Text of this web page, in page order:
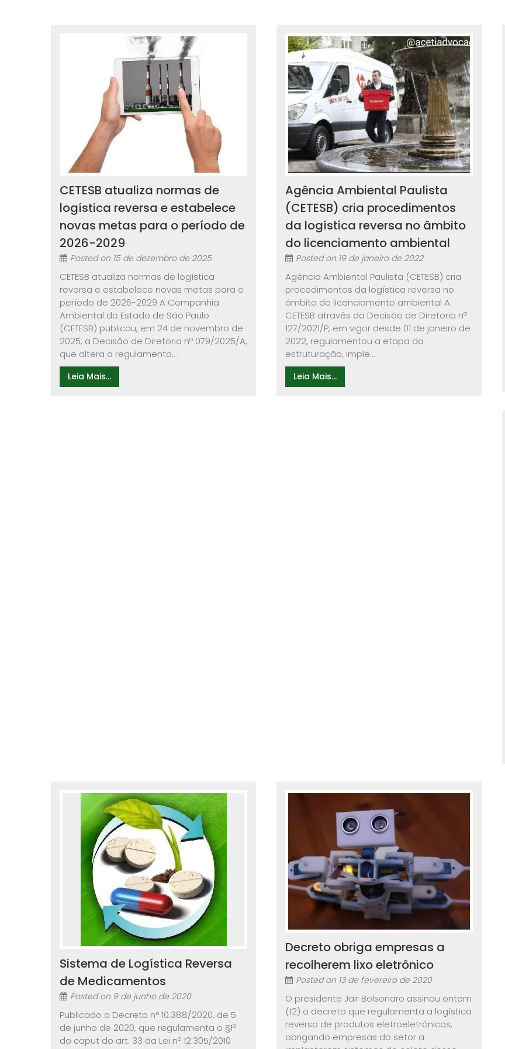
CETESB atualiza normas de
logística reversa e estabelece
novas metas para o período de
2026-2029
Posted on 15 de dezembro de 2025
CETESB atualiza normas de logística
reversa e estabelece novas metas para o
período de 2026-2029 A Companhia
Ambiental do Estado de São Paulo
(CETESB) publicou, em 24 de novembro de
2025, a Decisão de Diretoria nº 079/2025/A,
que altera a regulamenta...
Leia Mais...
Agência Ambiental Paulista
(CETESB) cria procedimentos
da logística reversa no âmbito
do licenciamento ambiental
Posted on 19 de janeiro de 2022
Agência Ambiental Paulista (CETESB) cria
procedimentos da logística reversa no
âmbito do licenciamento ambiental A
CETESB através da Decisão de Diretoria nº
127/2021/P, em vigor desde 01 de janeiro de
2022, regulamentou a etapa da
estruturação, imple...
Leia Mais...
Sistema de Logística Reversa
de Medicamentos
Posted on 9 de junho de 2020
Publicado o Decreto n° 10.388/2020, de 5
de junho de 2020, que regulamenta o §1º
do caput do art. 33 da Lei nº 12.305/2010
Decreto obriga empresas a
recolherem lixo eletrônico
Posted on 13 de fevereiro de 2020
O presidente Jair Bolsonaro assinou ontem
(12) o decreto que regulamenta a logística
reversa de produtos eletroeletrônicos,
obrigando empresas do setor a